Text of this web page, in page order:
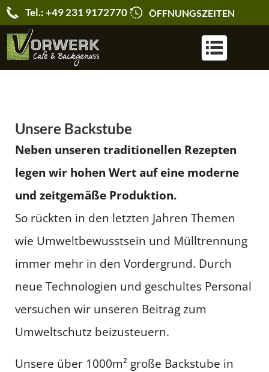
Tel.: +49 231 9172770 ÖFFNUNGSZEITEN
Unsere Backstube
Neben unseren traditionellen Rezepten
legen wir hohen Wert auf eine moderne
und zeitgemäße Produktion.
So rückten in den letzten Jahren Themen
wie Umweltbewusstsein und Mülltrennung
immer mehr in den Vordergrund. Durch
neue Technologien und geschultes Personal
versuchen wir unseren Beitrag zum
Umweltschutz beizusteuern.
Unsere über 1000m² große Backstube in